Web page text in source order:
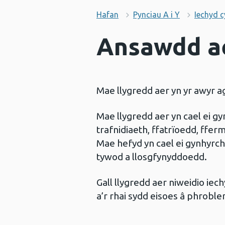
Hafan Pynciau A i Y Iechyd
Ansawdd
Mae llygredd aer yn yr awyr
Mae llygredd aer yn cael ei
trafnidiaeth, ffatrïoedd,
Mae hefyd yn cael ei
tywod a llosgfynyddoedd.
Gall llygredd aer niweidio
a’r rhai sydd eisoes â